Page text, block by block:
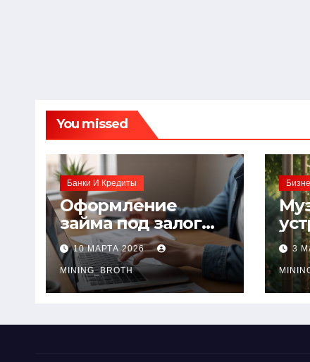
You missed
Банки И Кредиты
Оформление
займа под залог
ПТС онлайн на
карту без визита в
офис: порядок,
требования и
10 МАРТА 2026
MINING_BROTH
3